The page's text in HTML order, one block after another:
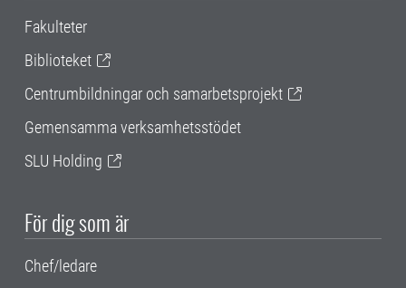
Fakulteter
Biblioteket
Centrumbildningar och samarbetsprojekt
Gemensamma verksamhetsstödet
SLU Holding
För dig som är
Chef/ledare